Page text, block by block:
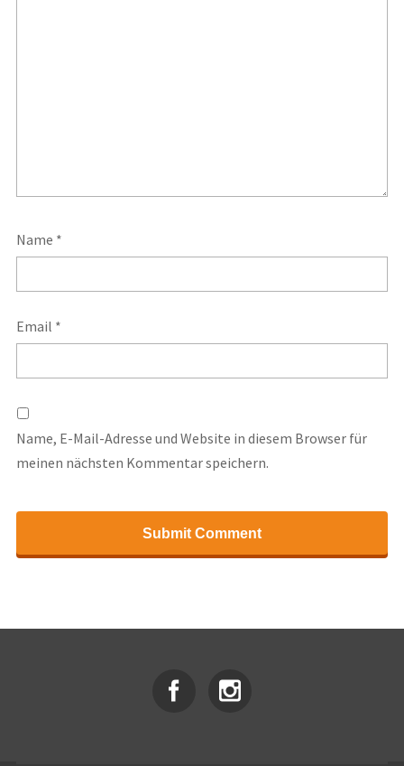
Name *
Email *
Name, E-Mail-Adresse und Website in diesem Browser für
meinen nächsten Kommentar speichern.